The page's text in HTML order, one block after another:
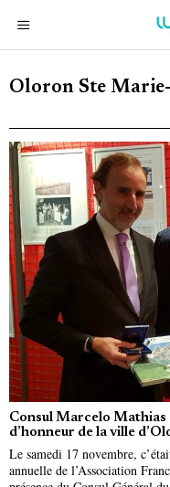
Oloron Ste Marie
Consul Marcelo Mathias
d’honneur de la ville
Le samedi 17 novembre,
annuelle de l’Association